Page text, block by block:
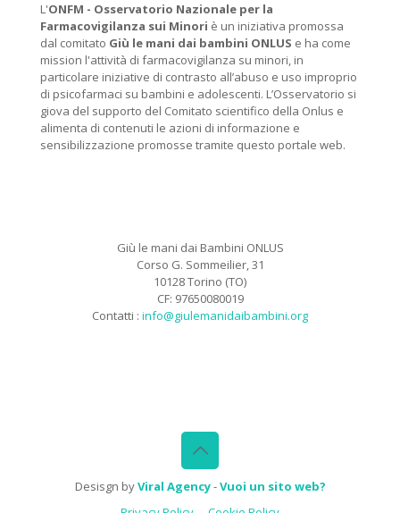
L'ONFM - Osservatorio Nazionale per la
Farmacovigilanza sui Minori è un iniziativa promossa
dal comitato Giù le mani dai bambini ONLUS e ha come
mission l'attività di farmacovigilanza su minori, in
particolare iniziative di contrasto all’abuso e uso improprio
di psicofarmaci su bambini e adolescenti. L’Osservatorio si
giova del supporto del Comitato scientifico della Onlus e
alimenta di contenuti le azioni di informazione e
sensibilizzazione promosse tramite questo portale web.
Giù le mani dai Bambini ONLUS
Corso G. Sommeilier, 31
10128 Torino (TO)
CF: 97650080019
Contatti : info@giulemanidaibambini.org
Desisgn byViral Agency-Vuoi un sito web?